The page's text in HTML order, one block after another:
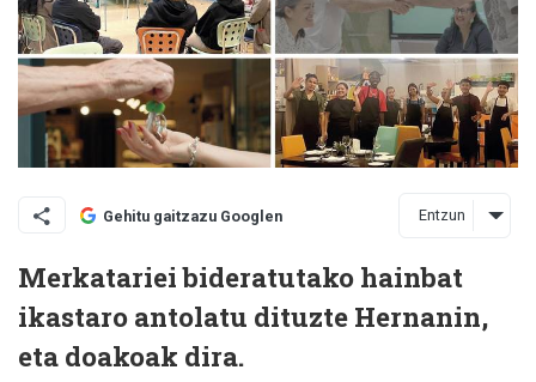
Gehitu gaitzazu Googlen Entzun
Merkatariei bideratutako hainbat
ikastaro antolatu dituzte Hernanin,
eta doakoak dira.